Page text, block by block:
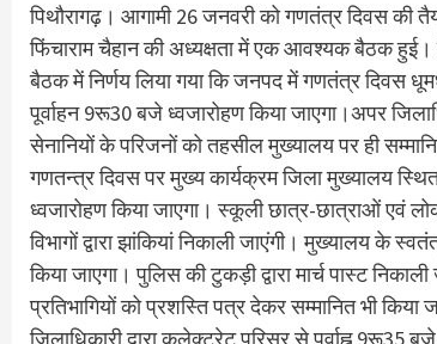
पिथौरागढ़। आगामी 26 जनवरी को गणतंत्र दिवस की
फिंचाराम चैहान की अध्यक्षता में एक आवश्यक बैठक
बैठक में निर्णय लिया गया कि जनपद में गणतंत्र दिवस
पूर्वाहन 9रू30 बजे ध्वजारोहण किया जाएगा।अपर
सेनानियों के परिजनों को तहसील मुख्यालय पर ही
गणतन्त्र दिवस पर मुख्य कार्यक्रम जिला मुख्यालय
ध्वजारोहण किया जाएगा। स्कूली छात्र-छात्राओं एवं
विभागों द्वारा झांकियां निकाली जाएंगी। मुख्यालय के
किया जाएगा। पुलिस की टुकड़ी द्वारा मार्च पास्ट
प्रतिभागियों को प्रशस्ति पत्र देकर सम्मानित भी
जिलाधिकारी द्वारा कलेक्ट्रेट परिसर से पूर्वाह्न 9रू35